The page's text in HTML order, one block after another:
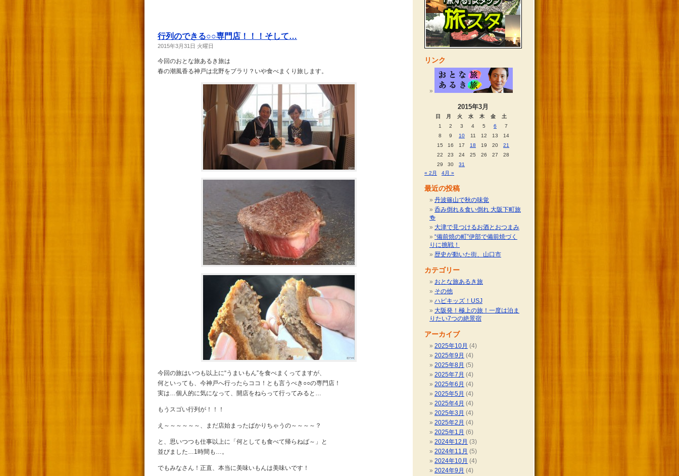
行列のできる○○専門店！！！そして…
2015年3月31日 火曜日
今回のおとな旅あるき旅は
春の潮風香る神戸は北野をブラリ？いや食べまくり旅します。
今回の旅はいつも以上に“うまいもん”を食べまくってますが、
何といっても、今神戸へ行ったらココ！とも言うべき○○の専門店！
実は…個人的に気になって、開店をねらって行ってみると…
もうスゴい行列が！！！
え～～～～～～、まだ店始まったばかりちゃうの～～～～？
と、思いつつも仕事以上に「何としても食べて帰らねば～」と
並びました…1時間も…。
でもみなさん！正直、本当に美味いもんは美味いです！
リンク
2015年3月
日 月 火 水 木 金
土
1
2 3 4 5 6
7
8
9 10 11 12 13
14
15
16 17 18 19 20
21
22
23 24 25 26 27
28
29
30
31
« 2月
4月 »
最近の投稿
丹波篠山で秋の味覚
呑み倒れ＆食い倒れ 大阪下町旅
🍻
大津で見つけるお酒とおつまみ
“備前焼の町”伊部で備前焼づく
りに挑戦！
歴史が動いた街、山口市
カテゴリー
おとな旅あるき旅
その他
ハピキッズ！USJ
大阪発！極上の旅！一度は泊ま
りたい7つの絶景宿
アーカイブ
2025年10月 (4)
2025年9月 (4)
2025年8月 (5)
2025年7月 (4)
2025年6月 (4)
2025年5月 (4)
2025年4月 (4)
2025年3月 (4)
2025年2月 (4)
2025年1月 (6)
2024年12月 (3)
2024年11月 (5)
2024年10月 (4)
2024年9月 (4)